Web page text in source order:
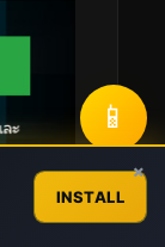
📱
INSTALL
×